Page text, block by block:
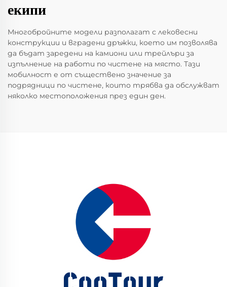
екипи
Многобройните модели разполагат с лековесни
конструкции и вградени дръжки, което им позволява
да бъдат заредени на камиони или трейлъри за
изпълнение на работи по чистене на място. Тази
мобилност е от съществено значение за
подрядници по чистене, които трябва да обслужват
няколко местоположения през един ден.